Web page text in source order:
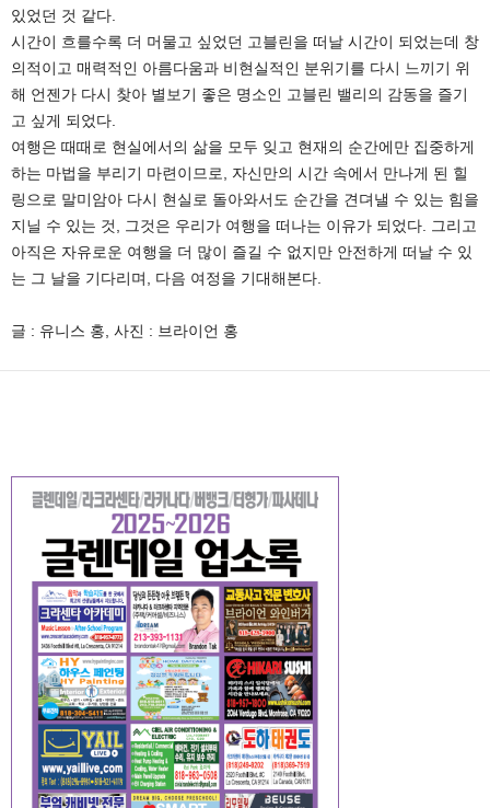
있었던 것 같다.
시간이 흐를수록 더 머물고 싶었던 고블린을 떠날 시간이 되었는데 창
의적이고 매력적인 아름다움과 비현실적인 분위기를 다시 느끼기 위
해 언젠가 다시 찾아 별보기 좋은 명소인 고블린 밸리의 감동을 즐기
고 싶게 되었다.
여행은 때때로 현실에서의 삶을 모두 잊고 현재의 순간에만 집중하게
하는 마법을 부리기 마련이므로, 자신만의 시간 속에서 만나게 된 힐
링으로 말미암아 다시 현실로 돌아와서도 순간을 견뎌낼 수 있는 힘을
지닐 수 있는 것, 그것은 우리가 여행을 떠나는 이유가 되었다. 그리고
아직은 자유로운 여행을 더 많이 즐길 수 없지만 안전하게 떠날 수 있
는 그 날을 기다리며, 다음 여정을 기대해본다.
글 : 유니스 홍, 사진 : 브라이언 홍